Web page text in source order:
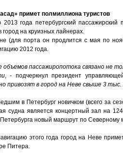
примет полмиллиона туристов
2013 года петербургский
на круизных лайнерах.
(для порта он продлится с мая по
2012 года.
объемов пассажиропотока связано не
, - подчеркнул президент
привозят в город на Неве свыше 3
в Петербург новичком (всего за
судна является концертный зал на
новый маршрут по Северному
этого года город на Неве
Питера.